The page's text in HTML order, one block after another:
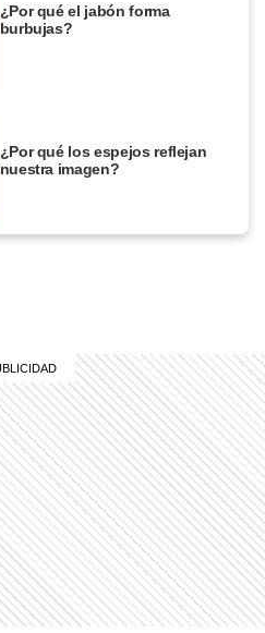
¿Por qué el jabón forma
burbujas?
¿Por qué los espejos reflejan
nuestra imagen?